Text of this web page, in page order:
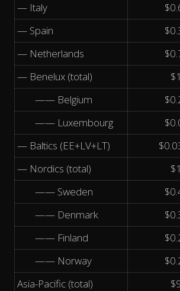
— Italy
— Spain
— Netherlands
— Benelux (total)
—— Belgium
—— Luxembourg
— Baltics (EE+LV+LT)
— Nordics (total)
—— Sweden
—— Denmark
—— Finland
—— Norway
Asia-Pacific (total)